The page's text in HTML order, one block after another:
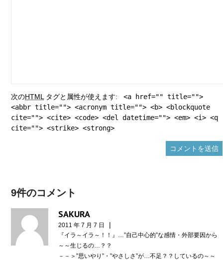
次のHTML タグと属性が使えます:
<a href="" title="">
<abbr title=""> <acronym title=""> <b> <blockquote
cite=""> <cite> <code> <del datetime=""> <em> <i> <q
cite=""> <strike> <strong>
9件のコメント
SAKURA
2011 年 7 月 7 日 |
『イラ～イラ～！！』…”自己中心的”な感情・外部要因から
～～生じるの…？？
－－＞”思いやり”・”やさしさ”が…不足？？しているの～～